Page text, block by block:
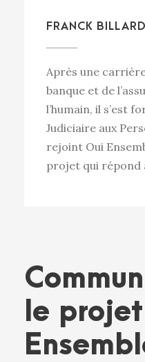
FRANCK BILLARD
Après une
banque et de
l’humain, il s’est
Judiciaire aux
rejoint Oui
projet qui répond
le